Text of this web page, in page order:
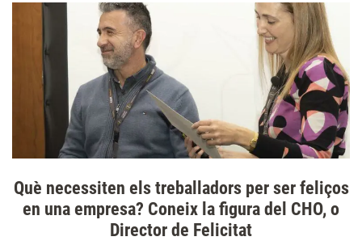
Què necessiten els treballadors per ser feliços
en una empresa? Coneix la figura del CHO, o
Director de Felicitat